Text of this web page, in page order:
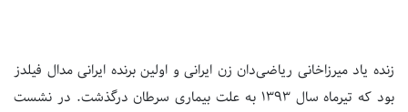
زنده یاد میرزاخانی ریاضی‌دان زن ایرانی و اولین برنده ایرانی مدال فیلدز
بود که تیرماه سال ۱۳۹۳ به علت بیماری سرطان درگذشت. در نشست